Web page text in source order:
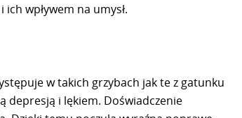
wpływem na umysł.
w takich grzybach jak te z gatunku
depresją i lękiem. Doświadczenie